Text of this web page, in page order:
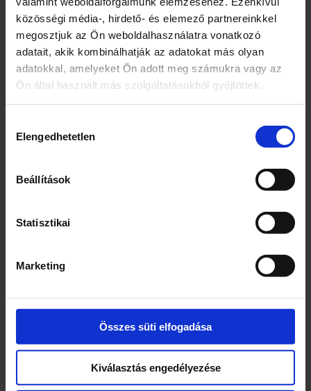
közösségi média-, hirdető- és elemező partnereinkkel
megosztjuk az Ön weboldalhasználatra vonatkozó
adatait, akik kombinálhatják az adatokat más olyan
adatokkal, amelyeket Ön adott meg számukra vagy az
Ön által használt más szolgáltatásokból gyűjtöttek.
kiválasztása
Elengedhetetlen
Beállítások
Statisztikai
Marketing
Összes süti elfogadása
Kiválasztás engedélyezése
felületeken.
FIGYELEM. Súlyos szemirritációt okoz.
Gyermekektől elzárva tartandó. A
használatot követően a kezet alaposan
meg kell mosni. Szemvédő használata
kötelező. SZEMBE KERÜLÉS ESETÉN:
Több percig tartó óvatos öblítés vízzel.
eltávolítása, ha könnyen megoldható. Az
múlik el, orvosi ellátást kell kérni. Orvosi
tanácsadás esetén tartsa kéznél a
metil-4-izotiazolin-3-on [EINECS: 247-
tartalmaz. Allergiás reakciót válthat ki.
Tel.: +36 (1) 455-5400, www.coop.hu ETTSZ
1097 Budapest, Albert Flórián út 10.
Márka